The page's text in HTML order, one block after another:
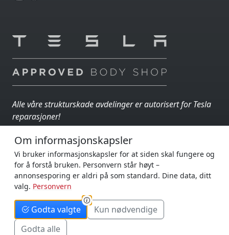
Alle våre strukturskade avdelinger er autorisert for Tesla
reparasjoner!
En del av AUTOIN GRUPPEN:
AutoFrakt- din biltransportpartner
AutoFlow- digital innsikt
Om informasjonskapsler
Vi bruker informasjonskapsler for at siden skal fungere og
for å forstå bruken. Personvern står høyt –
annonsesporing er aldri på som standard. Dine data, ditt
valg. Personvern
Godta valgte
Kun nødvendige
Godta alle